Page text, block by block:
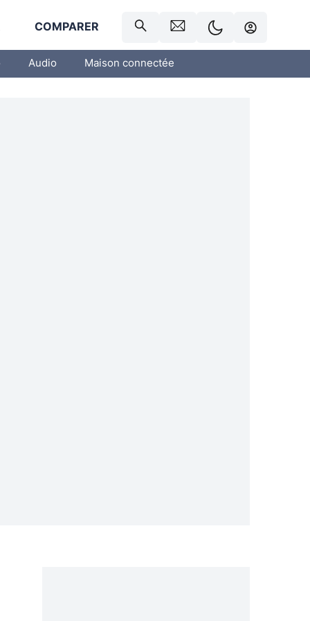
COMPARER
Audio Maison connectée